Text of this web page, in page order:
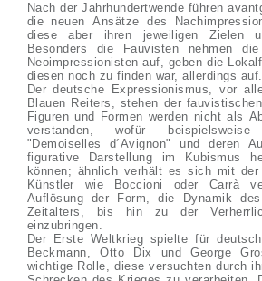
Nach der Jahrhundertwende führen
die neuen Ansätze des
diese aber ihren jeweiligen Zielen
Besonders die Fauvisten nehmen
Neoimpressionisten auf, geben die
diesen noch zu finden war, allerdings auf.
Der deutsche Expressionismus, vor
Blauen Reiters, stehen der
Figuren und Formen werden nicht als
verstanden, wofür
"Demoiselles d´Avignon" und deren
figurative Darstellung im Kubismus
können; ähnlich verhält es sich mit
Künstler wie Boccioni oder Carrà
Auflösung der Form, die Dynamik
Zeitalters, bis hin zu der
einzubringen.
Der Erste Weltkrieg spielte für
Beckmann, Otto Dix und George
wichtige Rolle, diese versuchten durch